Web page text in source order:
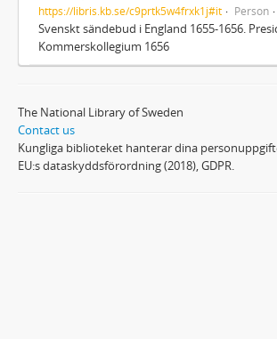
https://libris.kb.se/c9prtk5w4frxk1j#it Person
Svenskt sändebud i England 1655-1656.
Kommerskollegium 1656
The National Library of Sweden
Contact us
Kungliga biblioteket hanterar dina
EU:s dataskyddsförordning (2018), GDPR.